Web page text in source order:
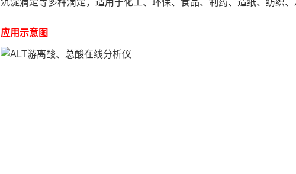
沉淀滴定等多种滴定，适用于化工、环保、食品、制药、造纸、纺织
应用示意图